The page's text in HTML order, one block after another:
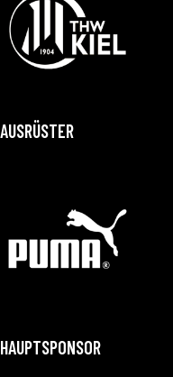
AUSRÜSTER
HAUPTSPONSOR